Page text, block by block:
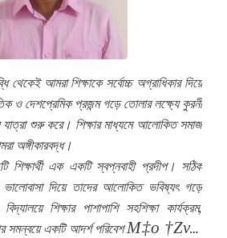
আমরা শিক্ষাকে সর্বোচ্চ অগ্রাধিকার দিয়ে
ও দেশপ্রেমিক প্রজন্ম গড়ে তোলার লক্ষ্যে কুরনী
যাত্রা শুরু করে। শিক্ষার মাধ্যমে আলোকিত সমাজ
অঙ্গীকারবদ্ধ।
শিক্ষার্থী এক একটি স্বপ্নবাহী প্রদীপ। সঠিক
ভালোবাসা দিয়ে তাদের আলোকিত ভবিষ্যৎ গড়ে
শিক্ষার পাশাপাশি সহশিক্ষা কার্যক্রম,
সমন্বয়ে একটি আদর্শ পরিবেশM‡o †Zvjv